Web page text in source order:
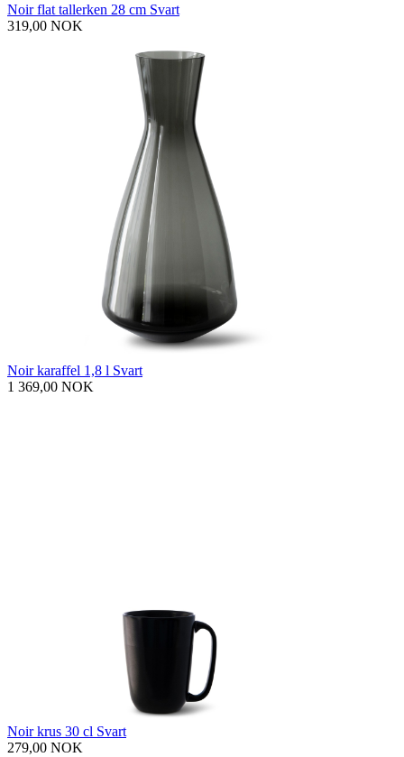
Noir flat tallerken 28 cm Svart
319,00 NOK
Noir karaffel 1,8 l Svart
1 369,00 NOK
Noir krus 30 cl Svart
279,00 NOK